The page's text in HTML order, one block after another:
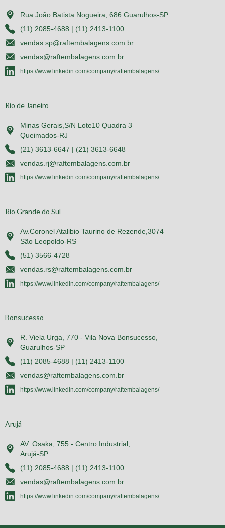
Rua João Batista Nogueira, 686 Guarulhos-SP
(11) 2085-4688 | (11) 2413-1100
vendas.sp@raftembalagens.com.br
vendas@raftembalagens.com.br
https://www.linkedin.com/company/raftembalagens/
Rio de Janeiro
Minas Gerais,S/N Lote10 Quadra 3
Queimados-RJ
(21) 3613-6647 | (21) 3613-6648
vendas.rj@raftembalagens.com.br
https://www.linkedin.com/company/raftembalagens/
Rio Grande do Sul
Av.Coronel Atalibio Taurino de Rezende,3074
São Leopoldo-RS
(51) 3566-4728
vendas.rs@raftembalagens.com.br
https://www.linkedin.com/company/raftembalagens/
Bonsucesso
R. Viela Urga, 770 - Vila Nova Bonsucesso,
Guarulhos-SP
(11) 2085-4688 | (11) 2413-1100
vendas@raftembalagens.com.br
https://www.linkedin.com/company/raftembalagens/
Arujá
AV. Osaka, 755 - Centro Industrial,
Arujá-SP
(11) 2085-4688 | (11) 2413-1100
vendas@raftembalagens.com.br
https://www.linkedin.com/company/raftembalagens/